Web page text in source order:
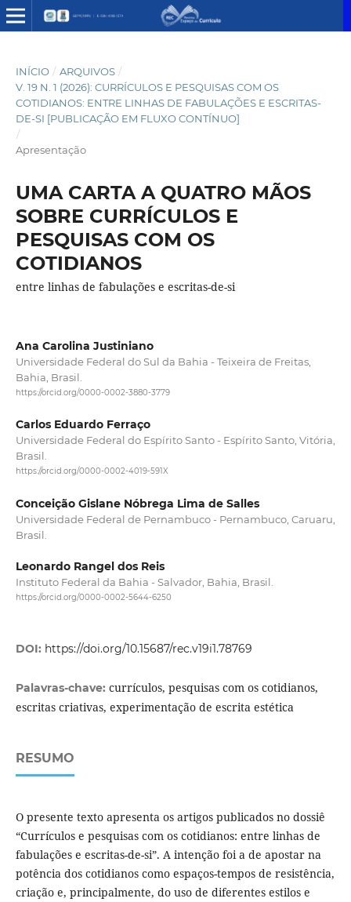
INÍCIO / ARQUIVOS /
V. 19 N. 1 (2026): CURRÍCULOS E PESQUISAS COM OS
COTIDIANOS: ENTRE LINHAS DE FABULAÇÕES E ESCRITAS-
DE-SI [PUBLICAÇÃO EM FLUXO CONTÍNUO]
/
Apresentação
UMA CARTA A QUATRO MÃOS
SOBRE CURRÍCULOS E
PESQUISAS COM OS
COTIDIANOS
entre linhas de fabulações e escritas-de-si
Ana Carolina Justiniano
Universidade Federal do Sul da Bahia - Teixeira de Freitas,
Bahia, Brasil.
https://orcid.org/0000-0002-3880-3779
Carlos Eduardo Ferraço
Universidade Federal do Espírito Santo - Espírito Santo, Vitória,
Brasil.
https://orcid.org/0000-0002-4019-591X
Conceição Gislane Nóbrega Lima de Salles
Universidade Federal de Pernambuco - Pernambuco, Caruaru,
Brasil.
Leonardo Rangel dos Reis
Instituto Federal da Bahia - Salvador, Bahia, Brasil.
https://orcid.org/0000-0002-5644-6250
DOI: https://doi.org/10.15687/rec.v19i1.78769
Palavras-chave: currículos, pesquisas com os cotidianos,
escritas criativas, experimentação de escrita estética
RESUMO
O presente texto apresenta os artigos publicados no dossiê
“Currículos e pesquisas com os cotidianos: entre linhas de
fabulações e escritas-de-si”. A intenção foi a de apostar na
potência dos cotidianos como espaços-tempos de resistência,
criação e, principalmente, do uso de diferentes estilos e